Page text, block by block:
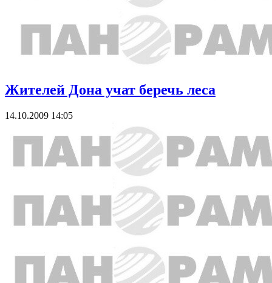
Жителей Дона учат беречь леса
14.10.2009 14:05